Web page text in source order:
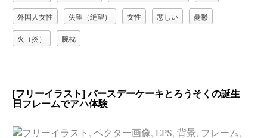
外国人女性 失望（絶望） 女性 悲しい 憂鬱
火（炎） 腕枕
[フリーイラスト] バースデーケーキとろうそくの誕生
日フレームでアハ体験